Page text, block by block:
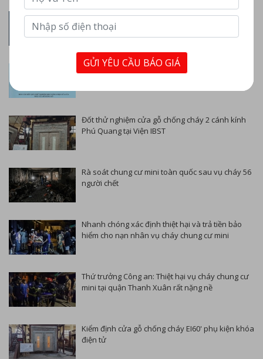
Triển lãm quốc tế về kỹ thuật và phương tiện
PCCC và CNCH (SECUTECH 2024)
Kết quả đốt thử nghiệm cửa gỗ chống cháy 2
Đốt thử nghiệm cửa gỗ chống cháy 2 cánh kính
Phú Quang tại Viện IBST
Rà soát chung cư mini toàn quốc sau vụ cháy 56
người chết
Nhanh chóng xác định thiệt hại và trả tiền bảo
hiểm cho nạn nhân vụ cháy chung cư mini
Thứ trưởng Công an: Thiệt hại vụ cháy chung cư
mini tại quận Thanh Xuân rất nặng nề
Kiểm định cửa gỗ chống cháy EI60' phụ kiện khóa
điện tử
GỬI YÊU CẦU BÁO GIÁ